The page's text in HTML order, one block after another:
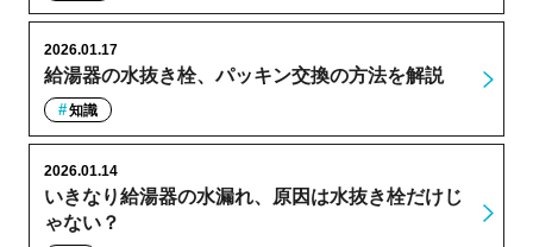
給湯器の水抜き栓、パッキン交換の方法を解説
2026.01.17
知識
いきなり給湯器の水漏れ、原因は水抜き栓だけじ
ゃない？
2026.01.14